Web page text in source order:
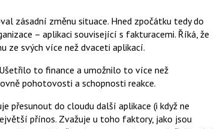
zásadní změnu situace. Hned zpočátku tedy do
– aplikaci související s fakturacemi. Říká, že
ze svých více než dvaceti aplikací.
to finance a umožnilo to více než
pohotovosti a schopnosti reakce.
přesunout do cloudu další aplikace (i když ne
přínos. Zvažuje u toho faktory, jako jsou